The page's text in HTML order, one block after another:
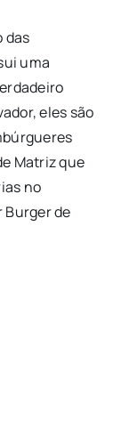
das
uma
eles são
Matriz que
no
Burger de